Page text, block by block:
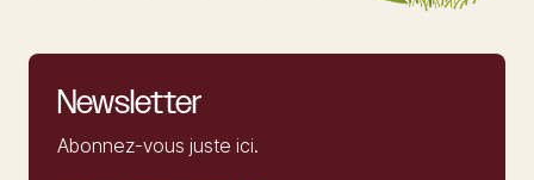
Newsletter
Abonnez-vous juste ici.